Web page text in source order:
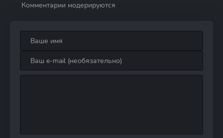
Комментарии модерируются